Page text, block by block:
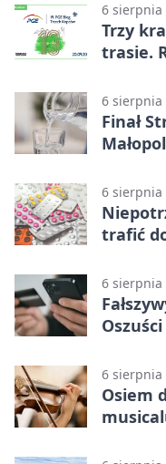
6 sierpnia
Trzy
trasie.
6 sierpnia
Finał
6 sierpnia
trafić
6 sierpnia
6 sierpnia
Osiem